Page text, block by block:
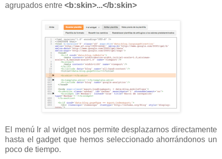
agrupados entre <b:skin>...</b:skin>
El menú Ir al widget nos permite desplazarnos directamente
hasta el gadget que hemos seleccionado ahorrándonos un
poco de tiempo.